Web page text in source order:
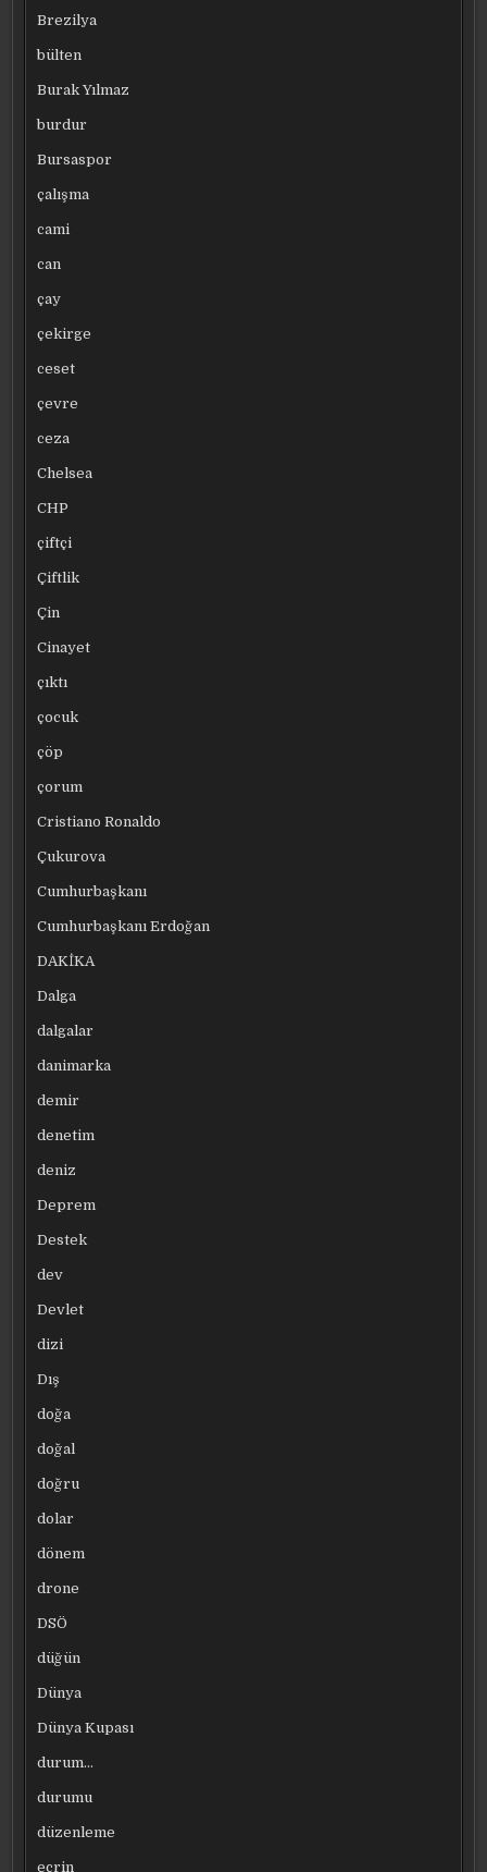
Brezilya
bülten
Burak Yılmaz
burdur
Bursaspor
çalışma
cami
can
çay
çekirge
ceset
çevre
ceza
Chelsea
CHP
çiftçi
Çiftlik
Çin
Cinayet
çıktı
çocuk
çöp
çorum
Cristiano Ronaldo
Çukurova
Cumhurbaşkanı
Cumhurbaşkanı Erdoğan
DAKİKA
Dalga
dalgalar
danimarka
demir
denetim
deniz
Deprem
Destek
dev
Devlet
dizi
Dış
doğa
doğal
doğru
dolar
dönem
drone
DSÖ
düğün
Dünya
Dünya Kupası
durum…
durumu
düzenleme
ecrin